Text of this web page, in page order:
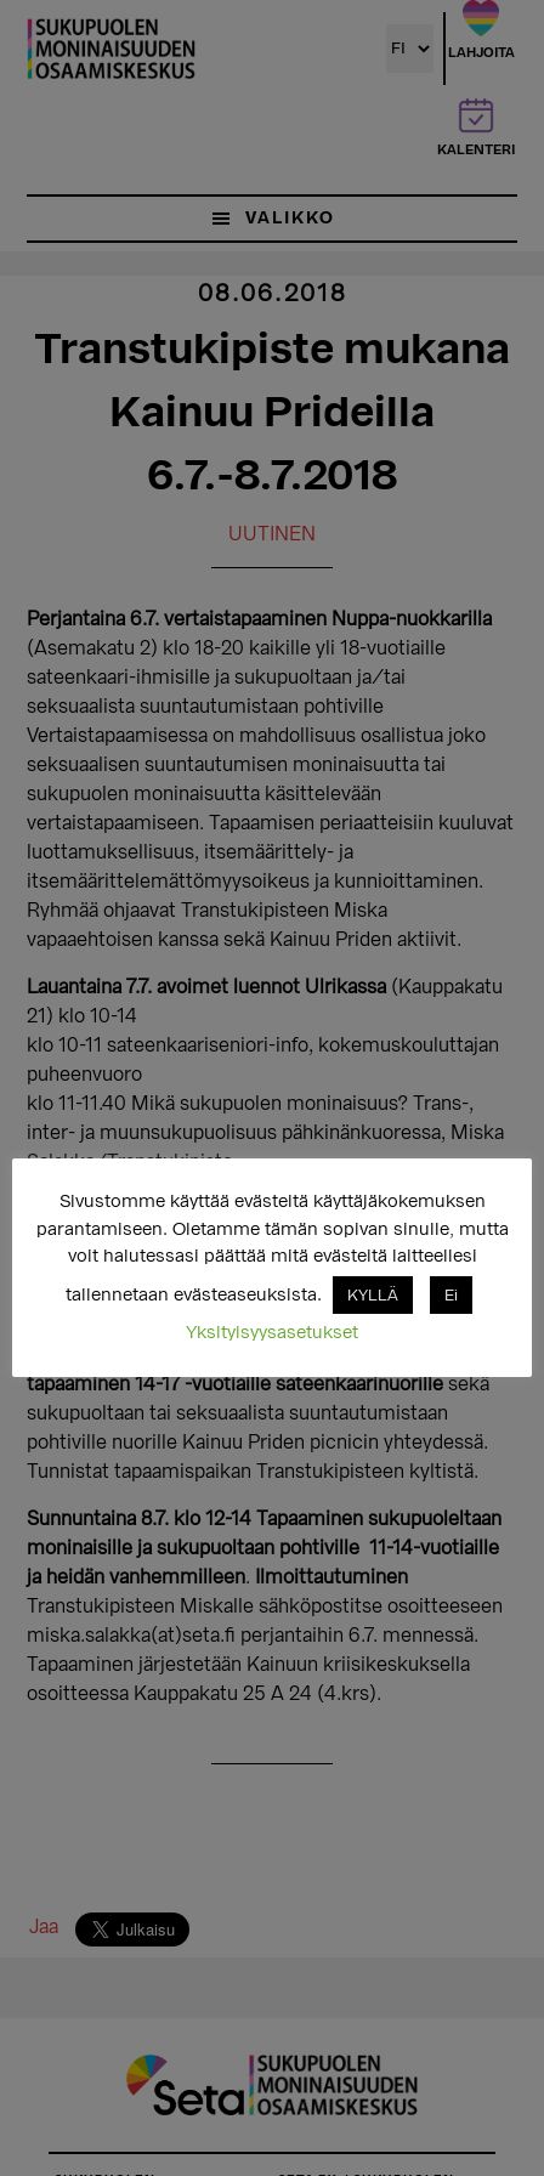
Hyppää
pääsisältöön
LAHJOITA
KALENTERI
VALIKKO
08.06.2018
Transtukipiste mukana
Kainuu Prideilla
6.7.-8.7.2018
UUTINEN
Perjantaina 6.7. vertaistapaaminen Nuppa-nuokkarilla
(Asemakatu 2) klo 18-20 kaikille yli 18-vuotiaille
sateenkaari-ihmisille ja sukupuoltaan ja/tai
seksuaalista suuntautumistaan pohtiville
Vertaistapaamisessa on mahdollisuus osallistua joko
seksuaalisen suuntautumisen moninaisuutta tai
sukupuolen moninaisuutta käsittelevään
vertaistapaamiseen. Tapaamisen periaatteisiin kuuluvat
luottamuksellisuus, itsemäärittely- ja
itsemäärittelemättömyysoikeus ja kunnioittaminen.
Ryhmää ohjaavat Transtukipisteen Miska
vapaaehtoisen kanssa sekä Kainuu Priden aktiivit.
Lauantaina 7.7. avoimet luennot Ulrikassa (Kauppakatu
21) klo 10-14
klo 10-11 sateenkaariseniori-info, kokemuskouluttajan
puheenvuoro
klo 11-11.40 Mikä sukupuolen moninaisuus? Trans-,
inter- ja muunsukupuolisuus pähkinänkuoressa, Miska
Salakka/Transtukipiste
klo 12-13.00 Haasteesta voimavaraksi: miten
sukupuolen moninaisuus voi rikastaa elämää? Miska
Salakka/Transtukipiste
klo 13.10-14 Mahdollisuus kysyä ja keskustella
tapaaminen 14-17 -vuotiaille sateenkaarinuorille sekä
sukupuoltaan tai seksuaalista suuntautumistaan
pohtiville nuorille Kainuu Priden picnicin yhteydessä.
Tunnistat tapaamispaikan Transtukipisteen kyltistä.
Sunnuntaina 8.7. klo 12-14 Tapaaminen sukupuoleltaan
moninaisille ja sukupuoltaan pohtiville 11-14-vuotiaille
ja heidän vanhemmilleen.
Ilmoittautuminen
Transtukipisteen Miskalle sähköpostitse osoitteeseen
miska.salakka(at)seta.fi perjantaihin 6.7. mennessä.
Tapaaminen järjestetään Kainuun kriisikeskuksella
osoitteessa Kauppakatu 25 A 24 (4.krs).
Jaa
Sivustomme käyttää evästeitä käyttäjäkokemuksen
parantamiseen. Oletamme tämän sopivan sinulle, mutta
voit halutessasi päättää mitä evästeitä laitteellesi
tallennetaan evästeaseuksista. KYLLÄ Ei
Yksityisyysasetukset